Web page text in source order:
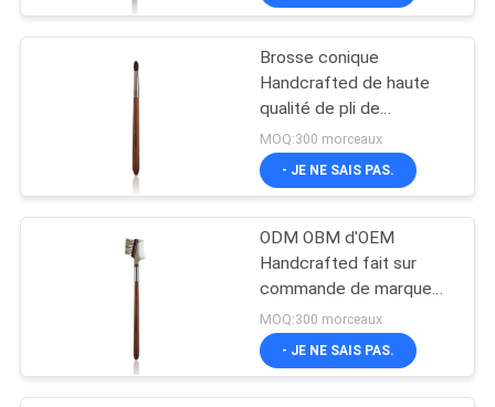
Brosse conique
Handcrafted de haute
qualité de pli de
mélangeur d'oeil avec
l'olive d'en cuivre de
cheveux d'écureuil
MOQ:300 morceaux
- JE NE SAIS PAS.
ODM OBM d'OEM
Handcrafted fait sur
commande de marque
de distributeur de brosse
de peigne de sourcil de
cil de Vonira
MOQ:300 morceaux
- JE NE SAIS PAS.